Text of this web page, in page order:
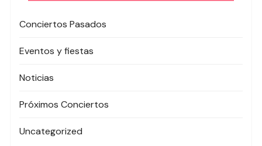
Conciertos Pasados
Eventos y fiestas
Noticias
Próximos Conciertos
Uncategorized